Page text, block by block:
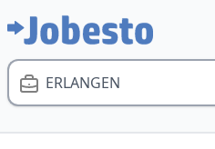
ERLANGEN